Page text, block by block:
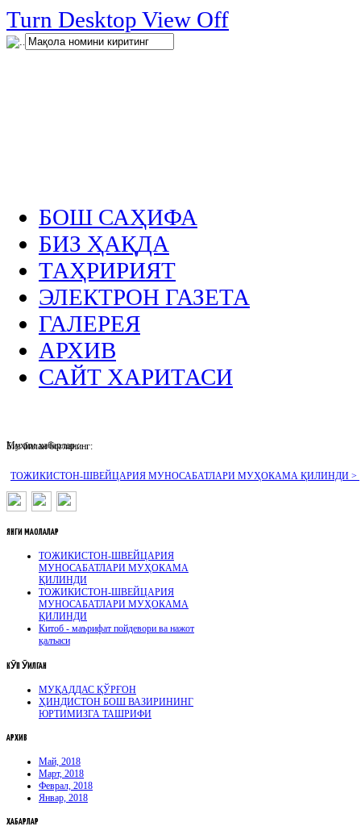
Turn Desktop View Off
.
БОШ САҲИФА
БИЗ ҲАҚДА
ТАҲРИРИЯТ
ЭЛЕКТРОН ГАЗЕТА
ГАЛЕРЕЯ
АРХИВ
САЙТ ХАРИТАСИ
Муҳим хабарлар :
ТОЖИКИСТОН-ШВЕЙЦАРИЯ МУНОСАБАТЛАРИ МУҲОКАМА ҚИЛИНДИ >
Биз билан боғланинг:
ЯНГИ МАҚОЛАЛАР
ТОЖИКИСТОН-ШВЕЙЦАРИЯ
МУНОСАБАТЛАРИ МУҲОКАМА
ҚИЛИНДИ
ТОЖИКИСТОН-ШВЕЙЦАРИЯ
МУНОСАБАТЛАРИ МУҲОКАМА
ҚИЛИНДИ
Китоб - маърифат пойдевори ва нажот
қалъаси
КӮП ӮҚИЛГАН
МУҚАДДАС ҚЎРҒОН
ҲИНДИСТОН БОШ ВАЗИРИНИНГ
ЮРТИМИЗГА ТАШРИФИ
АРХИВ
Май, 2018
Март, 2018
Феврал, 2018
Январ, 2018
ХАБАРЛАР